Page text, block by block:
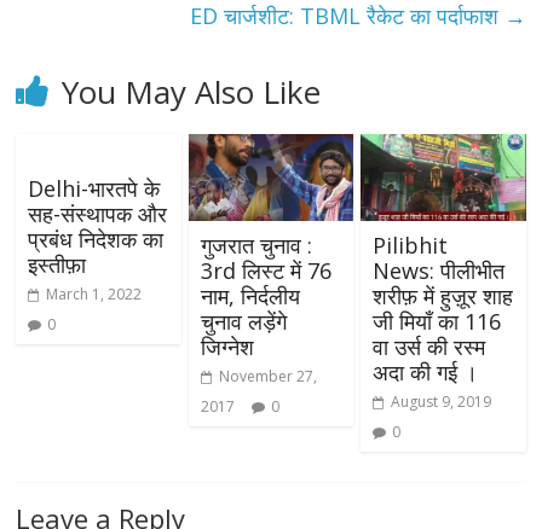
ED चार्जशीट: TBML रैकेट का पर्दाफाश →
You May Also Like
Delhi-भारतपे के
सह-संस्थापक और
प्रबंध निदेशक का
इस्तीफ़ा
March 1, 2022
0
गुजरात चुनाव :
3rd लिस्ट में 76
नाम, निर्दलीय
चुनाव लड़ेंगे
जिग्नेश
November 27,
2017
0
Pilibhit
News: पीलीभीत
शरीफ़ में हुज़ूर शाह
जी मियाँ का 116
वा उर्स की रस्म
अदा की गई ।
August 9, 2019
0
Leave a Reply